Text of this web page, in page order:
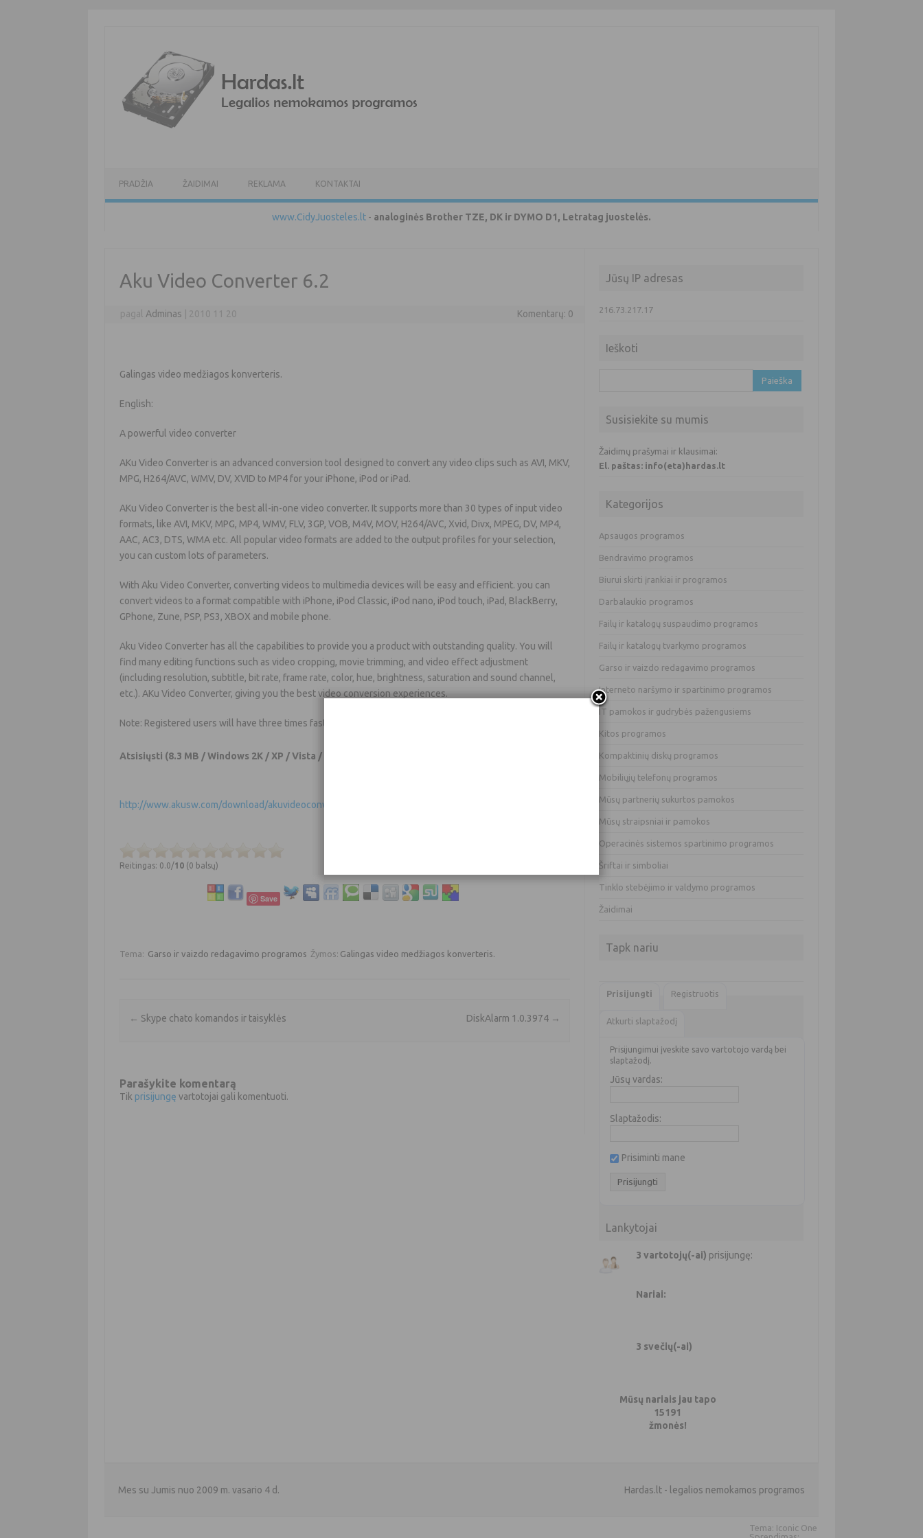
PRADŽIA ŽAIDIMAI REKLAMA KONTAKTAI
www.CidyJuosteles.lt - analoginės Brother TZE, DK ir DYMO D1, Letratag juostelės.
Aku Video Converter 6.2
pagal Adminas 2010 11 20 Komentarų: 0
Galingas video medžiagos konverteris.
English:
A powerful video converter
AKu Video Converter is an advanced conversion tool designed to convert any video clips such as AVI, MKV,
MPG, H264/AVC, WMV, DV, XVID to MP4 for your iPhone, iPod or iPad.
AKu Video Converter is the best all-in-one video converter. It supports more than 30 types of input video
formats, like AVI, MKV, MPG, MP4, WMV, FLV, 3GP, VOB, M4V, MOV, H264/AVC, Xvid, Divx, MPEG, DV, MP4,
AAC, AC3, DTS, WMA etc. All popular video formats are added to the output profiles for your selection,
you can custom lots of parameters.
With Aku Video Converter, converting videos to multimedia devices will be easy and efficient. you can
convert videos to a format compatible with iPhone, iPod Classic, iPod nano, iPod touch, iPad, BlackBerry,
GPhone, Zune, PSP, PS3, XBOX and mobile phone.
Aku Video Converter has all the capabilities to provide you a product with outstanding quality. You will
find many editing functions such as video cropping, movie trimming, and video effect adjustment
(including resolution, subtitle, bit rate, frame rate, color, hue, brightness, saturation and sound channel,
etc.). AKu Video Converter, giving you the best video conversion experiences.
Note: Registered users will have three times faster conversion speed.
Atsisiųsti (8.3 MB / Windows 2K / XP / Vista / 7 )
http://www.akusw.com/download/akuvideoconverter.zip
Reitingas: 0.0/10(0 balsų)
Save
Tema: Garso ir vaizdo redagavimo programos Žymos: Galingas video medžiagos konverteris.
Įrašo navigacija
← Skype chato komandos ir taisyklės DiskAlarm 1.0.3974 →
Parašykite komentarą
Tik prisijungę vartotojai gali komentuoti.
Jūsų IP adresas
216.73.217.17
Ieškoti
Susisiekite su mumis
Žaidimų prašymai ir klausimai:
El. paštas: info(eta)hardas.lt
Kategorijos
Apsaugos programos
Bendravimo programos
Biurui skirti įrankiai ir programos
Darbalaukio programos
Failų ir katalogų suspaudimo programos
Failų ir katalogų tvarkymo programos
Garso ir vaizdo redagavimo programos
Interneto naršymo ir spartinimo programos
IT pamokos ir gudrybės pažengusiems
Kitos programos
Kompaktinių diskų programos
Mobiliųjų telefonų programos
Mūsų partnerių sukurtos pamokos
Mūsų straipsniai ir pamokos
Operacinės sistemos spartinimo programos
Šriftai ir simboliai
Tinklo stebėjimo ir valdymo programos
Žaidimai
Tapk nariu
Prisijungti Registruotis
Atkurti slaptažodį
Prisijungimui įveskite savo vartotojo vardą bei
slaptažodį.
Jūsų vardas:
Slaptažodis:
Prisiminti mane
Lankytojai
3 vartotojų(-ai) prisijungę:
Nariai:
3 svečių(-ai)
Mūsų nariais jau tapo
15191
žmonės!
Mes su Jumis nuo 2009 m. vasario 4 d. Hardas.lt - legalios nemokamos programos
Tema: Iconic One